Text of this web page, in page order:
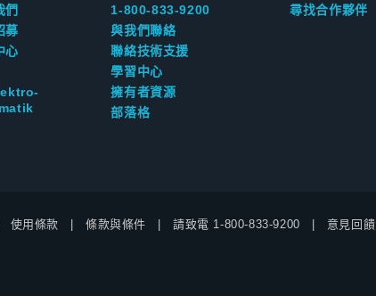
們
募
心
1-800-833-9200
與我們聯絡
聯絡技術支援
學習中心
擁有者資源
部落格
尋找合作夥伴
使用條款 條款與條件 請致電 1-800-833-9200 意見回饋